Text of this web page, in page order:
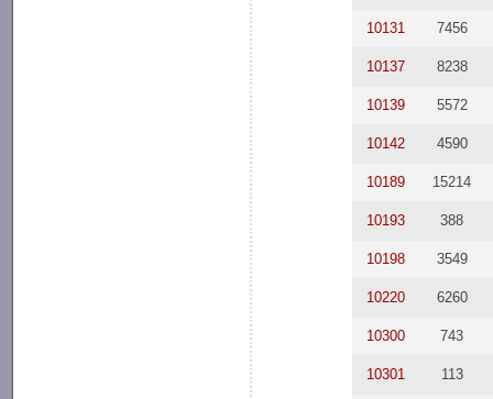
10131 7456
10137 8238
10139 5572
10142 4590
10189 15214
10193 388
10198 3549
10220 6260
10300 743
10301 113